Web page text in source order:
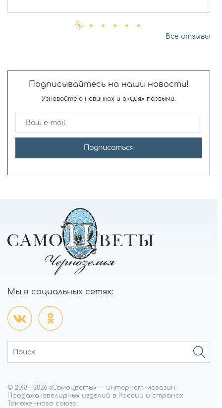
Все отзывы
Подписывайтесь на наши новости!
Узнавайте о новинках и акциях первыми.
Подписаться
Мы в социальных сетях:
© 2018—2026 «Самоцветы» — интернет-магазин.
Продажа ювелирных изделий в России и странах
Таможенного союза